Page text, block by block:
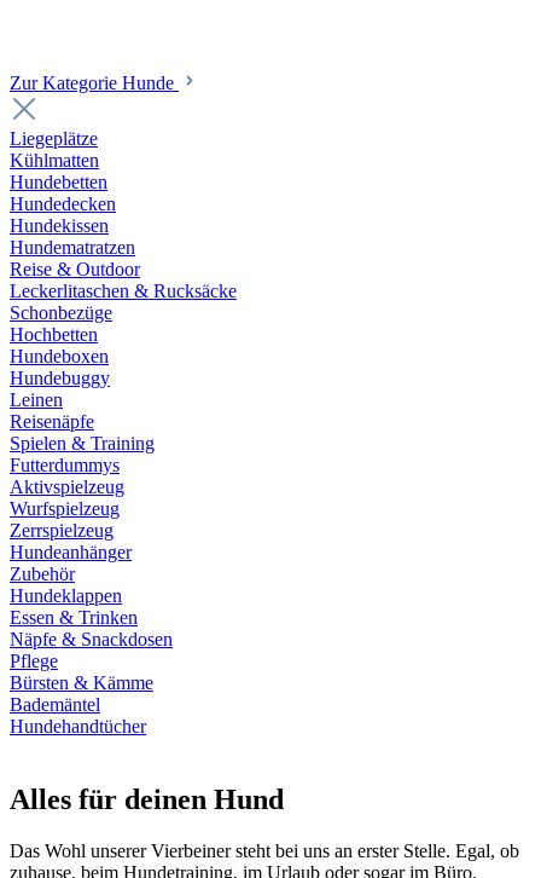
Zur Kategorie Hunde
Liegeplätze
Kühlmatten
Hundebetten
Hundedecken
Hundekissen
Hundematratzen
Reise & Outdoor
Leckerlitaschen & Rucksäcke
Schonbezüge
Hochbetten
Hundeboxen
Hundebuggy
Leinen
Reisenäpfe
Spielen & Training
Futterdummys
Aktivspielzeug
Wurfspielzeug
Zerrspielzeug
Hundeanhänger
Zubehör
Hundeklappen
Essen & Trinken
Näpfe & Snackdosen
Pflege
Bürsten & Kämme
Bademäntel
Hundehandtücher
Alles für deinen Hund
Das Wohl unserer Vierbeiner steht bei uns an erster Stelle. Egal, ob
zuhause, beim Hundetraining, im Urlaub oder sogar im Büro.